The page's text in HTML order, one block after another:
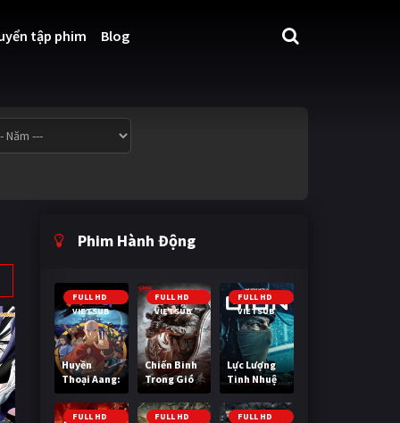
tập phim Blog
Phim Hành Động
FULL HD
VIETSUB
Huyền
Thoại Aang:
Tiết Khí Sư
Cuối Cùng
FULL HD
VIETSUB
Chiến Binh
Trong Gió
FULL HD
VIETSUB
Lực Lượng
Tinh Nhuệ
FULL HD
FULL HD
FULL HD